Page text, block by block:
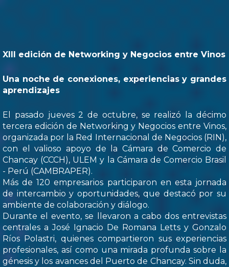
XIII edición de Networking y Negocios entre Vinos
Una noche de conexiones, experiencias y grandes
aprendizajes
El pasado jueves 2 de octubre, se realizó la décimo
tercera edición de Networking y Negocios entre Vinos,
organizada por la Red Internacional de Negocios (RIN),
con el valioso apoyo de la Cámara de Comercio de
Chancay (CCCH), ULEM y la Cámara de Comercio Brasil
- Perú (CAMBRAPER).
Más de 120 empresarios participaron en esta jornada
de intercambio y oportunidades, que destacó por su
ambiente de colaboración y diálogo.
Durante el evento, se llevaron a cabo dos entrevistas
centrales a José Ignacio De Romana Letts y Gonzalo
Ríos Polastri, quienes compartieron sus experiencias
profesionales, así como una mirada profunda sobre la
génesis y los avances del Puerto de Chancay. Sin duda,